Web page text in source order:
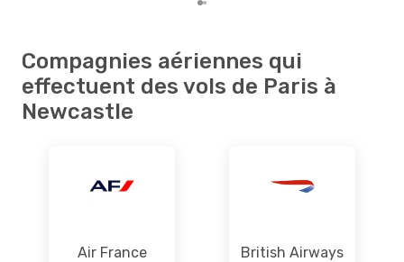
Compagnies aériennes qui
effectuent des vols de Paris à
Newcastle
Air France British Airways